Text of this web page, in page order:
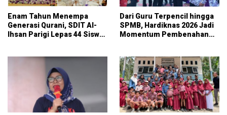
Enam Tahun Menempa
Generasi Qurani, SDIT Al-
Ihsan Parigi Lepas 44 Siswa
Dari Guru Terpencil hingga
SPMB, Hardiknas 2026 Jadi
Momentum Pembenahan